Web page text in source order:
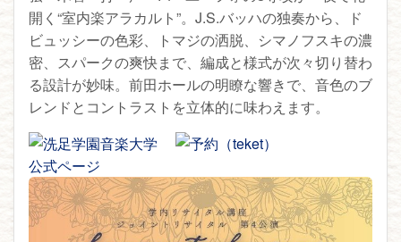
開く“室内楽アラカルト”。J.S.バッハの独奏から、ド
ビュッシーの色彩、トマジの洒脱、シマノフスキの濃
密、スパークの爽快まで、編成と様式が次々切り替わ
る設計が妙味。前田ホールの明瞭な響きで、音色のブ
レンドとコントラストを立体的に味わえます。